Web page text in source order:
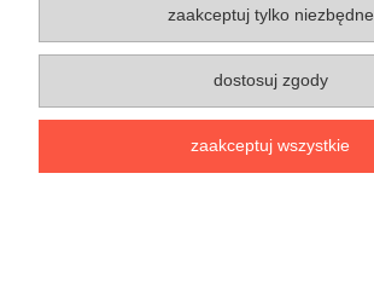
zaakceptuj tylko niezbędne
dostosuj zgody
zaakceptuj wszystkie